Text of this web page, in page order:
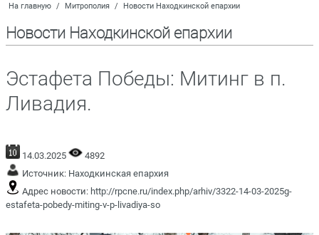
На главную / Митрополия / Новости Находкинской епархии
Новости Находкинской епархии
Эстафета Победы: Митинг в п.
Ливадия.
14.03.2025
4892
Источник: Находкинская епархия
Адрес новости: http://rpcne.ru/index.php/arhiv/3322-14-03-2025g-
estafeta-pobedy-miting-v-p-livadiya-so